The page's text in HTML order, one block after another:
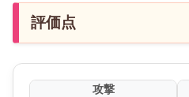
評価点
攻撃